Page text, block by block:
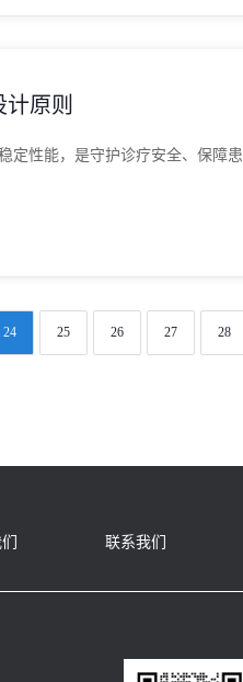
原则
定性能，是守护诊疗安全、保障患
24 25 26 27 28
联系我们